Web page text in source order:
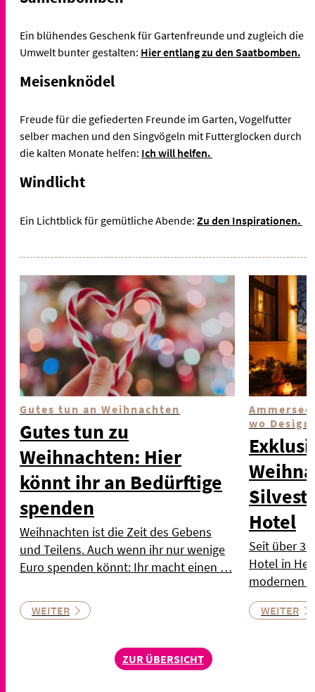
Ein blühendes Geschenk für Gartenfreunde und zugleich die
Umwelt bunter gestalten: Hier entlang zu den Saatbomben.
Meisenknödel
Freude für die gefiederten Freunde im Garten, Vogelfutter
selber machen und den Singvögeln mit Futterglocken durch
die kalten Monate helfen: Ich will helfen.
Windlicht
Ein Lichtblick für gemütliche Abende: Zu den Inspirationen.
Gutes tun an Weihnachten
Gutes tun zu
Weihnachten: Hier
könnt ihr an Bedürftige
spenden
Weihnachten ist die Zeit des Gebens
und Teilens. Auch wenn ihr nur wenige
Euro spenden könnt: Ihr macht einen …
WEITER
wo
Hotel
Seit über
Hotel in
modernen
WEITER
ZUR ÜBERSICHT